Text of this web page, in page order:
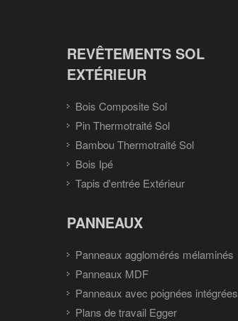
REVÊTEMENTS SOL
EXTÉRIEUR
Bois Composite Sol
Pin Thermotraité Sol
Bambou Thermotraité Sol
Bois Ipé
Tapis d'entrée Extérieur
PANNEAUX
Panneaux agglomérés mélaminés
Panneaux MDF
Panneaux avec poignées intégrées
Plans de travail Egger